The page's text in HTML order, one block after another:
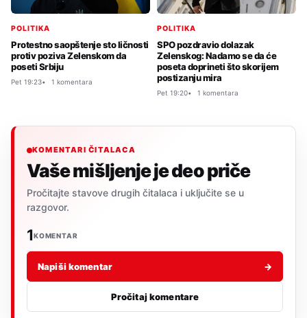
POLITIKA
Protestno saopštenje sto ličnosti
protiv poziva Zelenskom da
poseti Srbiju
Pet 19:23 1 komentara
POLITIKA
SPO pozdravio dolazak
Zelenskog: Nadamo se da će
poseta doprineti što skorijem
postizanju mira
Pet 19:20 1 komentara
KOMENTARI ČITALACA
Vaše mišljenje je deo priče
Pročitajte stavove drugih čitalaca i uključite se u
razgovor.
1KOMENTAR
Napiši komentar →
Pročitaj komentare